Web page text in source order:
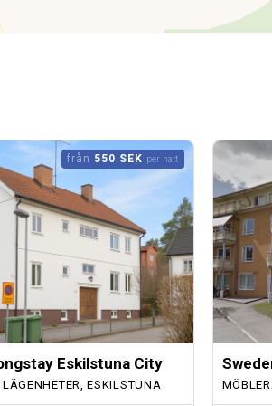
från 550 SEK per natt
Eskilstuna City
ESKILSTUNA